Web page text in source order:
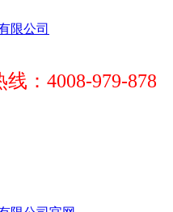
：4008-979-878